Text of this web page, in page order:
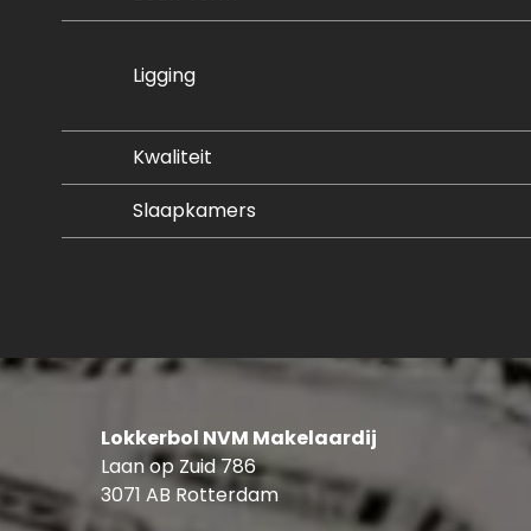
Ligging
Kwaliteit
Slaapkamers
Lokkerbol NVM Makelaardij
Laan op Zuid 786
3071 AB Rotterdam